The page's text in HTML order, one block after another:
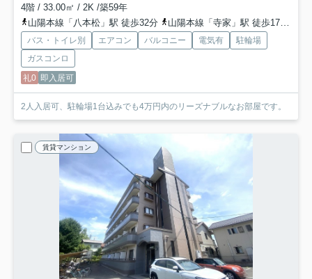
4階 / 33.00㎡ / 2K /築59年
山陽本線「八本松」駅 徒歩32分
山陽本線「寺家」駅 徒歩17分
バス・トイレ別 エアコン バルコニー 電気有
駐輪場
ガスコンロ
礼0 即入居可
2人入居可、駐輪場1台込みでも4万円内のリーズナブルなお部屋です。
賃貸マンション